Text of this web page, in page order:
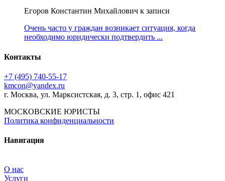
Егоров Константин Михайлович к записи
Очень часто у граждан возникает ситуация, когда
необходимо юридически подтвердить ...
Контакты
+7 (495) 740‑55‑17
kmcon@yandex.ru
г. Москва, ул. Марксистская, д. 3, стр. 1, офис 421
МОСКОВСКИЕ ЮРИСТЫ
Политика конфиденциальности
Навигация
О нас
Услуги